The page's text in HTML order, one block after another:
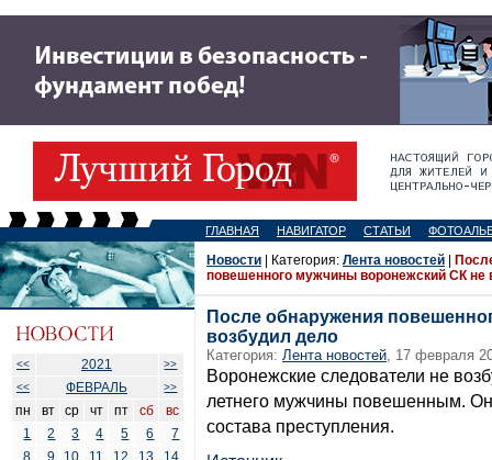
ГЛАВНАЯ НАВИГАТОР СТАТЬИ
<< 2021
>>
<<
ФЕВРАЛЬ >>
пн вт ср чт пт сб
вс
1
2 3 4 5 6
7
8
9 10 11 12 13
14
Новости | Категория: Лента новостей
повешенного мужчины воронежский СК не
После обнаружения
возбудил дело
Категория: Лента новостей, 17 февраля
Воронежские следователи не
летнего мужчины повешенным.
состава преступления.